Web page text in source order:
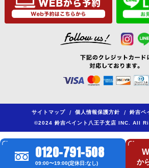
サイトマップ / 個人情報保護方針 /
鈴吉ペ
©2024 鈴吉ペイント八王子支店 INC. All
0120-791-508
09:00〜19:00(定休日:なし) か